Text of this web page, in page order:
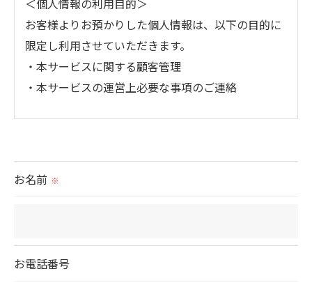
＜個人情報の利用目的＞
お客様よりお預かりした個人情報は、以下の目的に
限定し利用させていただきます。
・本サービスに関する顧客管理
・本サービスの運営上必要な事項のご連絡
られた場合を除き、
当社では、利用目的の達成に必要な範囲において、
お名前 ※
お電話番号